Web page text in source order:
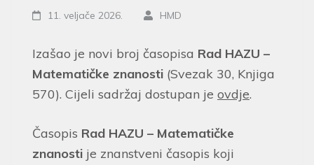
11. veljače 2026. HMD
Izašao je novi broj časopisa Rad HAZU –
Matematičke znanosti (Svezak 30, Knjiga
570). Cijeli sadržaj dostupan je ovdje.
Časopis Rad HAZU – Matematičke
znanosti je znanstveni časopis koji